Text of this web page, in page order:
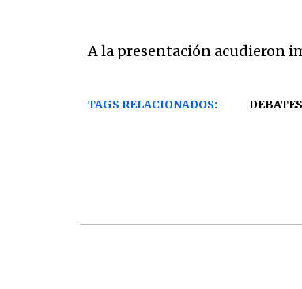
A la presentación acudieron
TAGS RELACIONADOS: DEBATES